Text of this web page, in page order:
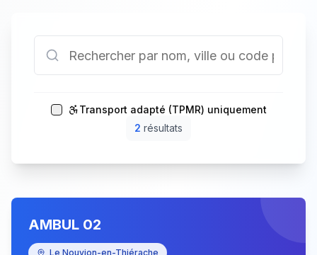
Transport adapté (TPMR) uniquement
2 résultats
AMBUL 02
Le Nouvion-en-Thiérache